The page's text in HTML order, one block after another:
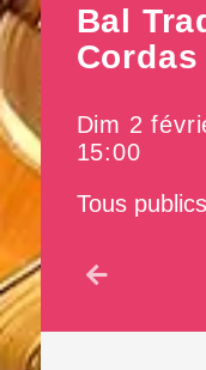
Bal
Cordas
Dim 2
15:00
Tous publics